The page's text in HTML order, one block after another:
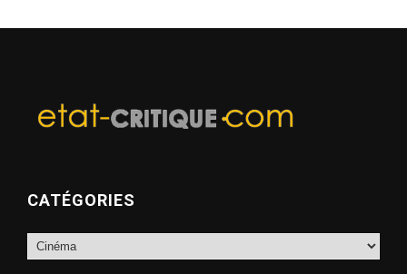
CATÉGORIES
Catégories